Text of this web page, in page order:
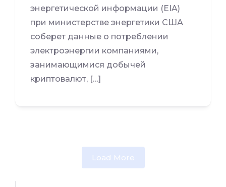
энергетической информации (EIA)
при министерстве энергетики США
соберет данные о потреблении
электроэнергии компаниями,
занимающимися добычей
криптовалют, […]
Load More